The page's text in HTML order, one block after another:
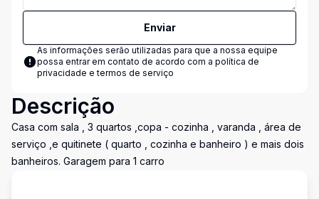
Enviar
As informações serão utilizadas para que a nossa equipe
possa entrar em contato de acordo com a política de
privacidade e termos de serviço
Descrição
Casa com sala , 3 quartos ,copa - cozinha , varanda , área de
serviço ,e quitinete ( quarto , cozinha e banheiro ) e mais dois
banheiros. Garagem para 1 carro